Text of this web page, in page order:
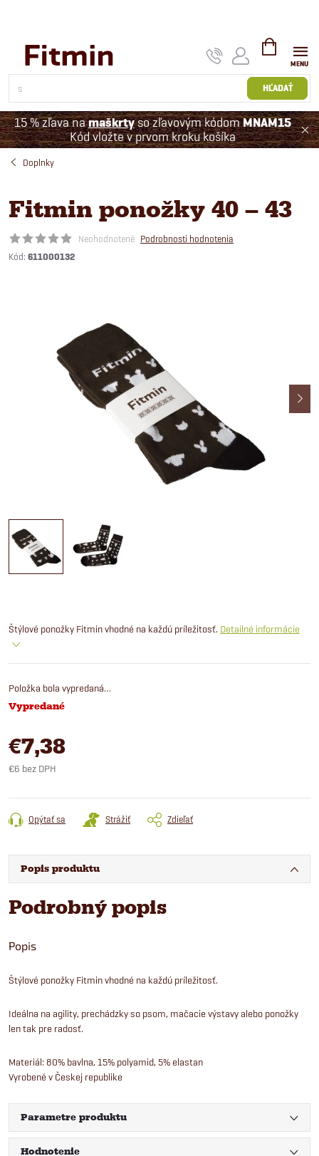
HĽADAŤ
NÁKUPNÝ
KOŠÍK
15 % zľava namaškrtyso zľavovým kódomMNAM15
Kód vložte v prvom kroku košíka
Doplnky
Fitmin ponožky 40 – 43
Neohodnotené Podrobnosti hodnotenia
Kód: 611000132
Štýlové ponožky Fitmin vhodné na každú príležitosť. Detailné informácie
Položka bola vypredaná…
Vypredané
€7,38
€6 bez DPH
cena:
Opýtať sa
Strážiť Zdieľať
Popis produktu
Podrobný popis
Popis
Štýlové ponožky Fitmin vhodné na každú príležitosť.
Ideálna na agility, prechádzky so psom, mačacie výstavy alebo ponožky
len tak pre radosť.
Materiál: 80% bavlna, 15% polyamid, 5% elastan
Vyrobené v Českej republike
Parametre produktu
Hodnotenie